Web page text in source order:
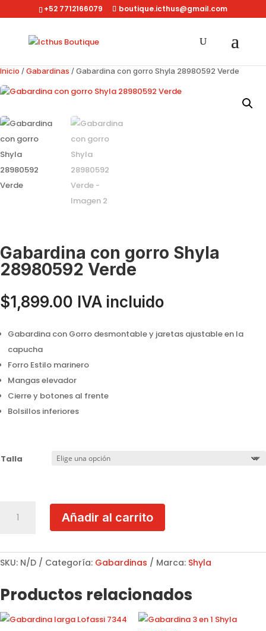
+52 7712166079 boutique.icthus@gmail.com
Inicio /Gabardinas / Gabardina con gorro Shyla 28980592 Verde
Gabardina con gorro Shyla
28980592 Verde
$1,899.00 IVA incluido
Gabardina con Gorro desmontable y jaretas ajustable en la
capucha
Forro Estilo marinero
Mangas elevador
Cierre y botones al frente
Bolsillos inferiores
Talla
28980592
Añadir al carrito
SKU: N/D Categoría: Gabardinas Marca: Shyla
Productos relacionados